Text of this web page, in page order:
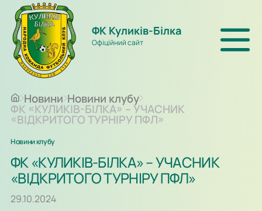
ФК Куликів-Білка
Офіційний сайт
Новини Новини клубу
ФК «КУЛИКІВ-БІЛКА» – УЧАСНИК
«ВІДКРИТОГО ТУРНІРУ ПФЛ»
Новини клубу
ФК «КУЛИКІВ-БІЛКА» – УЧАСНИК
«ВІДКРИТОГО ТУРНІРУ ПФЛ»
29.10.2024